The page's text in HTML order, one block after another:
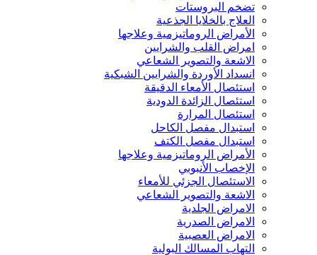
تضخم البروستات
العلاج بالخلايا الجذعية
الأمراض الروماتيزمية وعلاجها
امراض القلب والشرايين
الاشعة والتصوير الشعاعي
انسداد الأوردة والشرايين الشبكية
استئصال الأمعاء الدقيقة
استئصال الزائدة الدودية
استئصال المرارة
استبدال مفصل الكاحل
استبدال مفصل الكتف
الأمراض الروماتيزمية وعلاجها
الإخصاب الأنبوبي
الاستئصال الجزئي للأمعاء
الاشعة والتصوير الشعاعي
الامراض الجلدية
الامراض الصدرية
الامراض العصبية
التهاب المسالك البولية